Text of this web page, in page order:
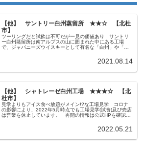
【他】 サントリー白州蒸留所 ★★☆ 【北杜
市】
ツーリングだと試飲は不可だが一見の価値あり サントリ
ー白州蒸留所は南アルプスの山に囲まれた中にある工場
で、ジャパニーズウイスキーとして有名な「白州」や「南
2021.08.14
【他】 シャトレーゼ白州工場 ★★★☆ 【北
杜市】
見学よりもアイス食べ放題がメイン!?な工場見学 コロナ
の影響により、2022年5月時点でも工場見学(試食)及び売店
は営業を休止しています。 再開の情報は公式HPを確認し
2022.05.21